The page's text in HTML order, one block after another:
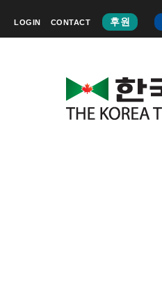
LOGIN CONTACT 후원